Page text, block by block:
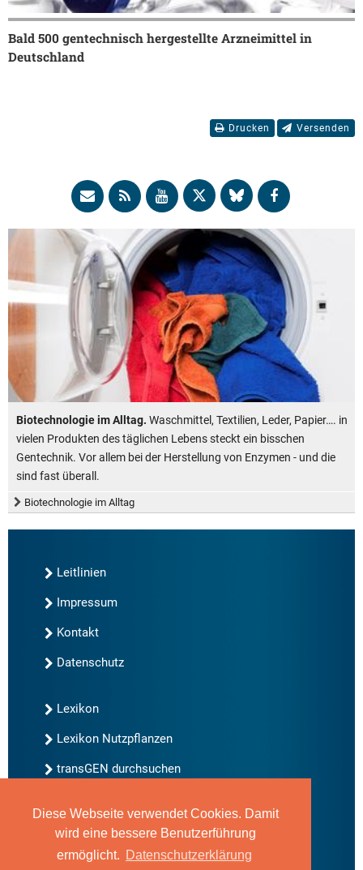
Diese Webseite verwendet Cookies. Damit
wird eine bessere Benutzerführung
ermöglicht. Datenschutzerklärung
Bald 500 gentechnisch hergestellte Arzneimittel in
Deutschland
Drucken Versenden
Biotechnologie im Alltag. Waschmittel, Textilien, Leder, Papier…. in
vielen Produkten des täglichen Lebens steckt ein bisschen
Gentechnik. Vor allem bei der Herstellung von Enzymen - und die
sind fast überall.
Biotechnologie im Alltag
Leitlinien
Impressum
Kontakt
Datenschutz
Lexikon
Lexikon Nutzpflanzen
transGEN durchsuchen
Neu bei transGEN